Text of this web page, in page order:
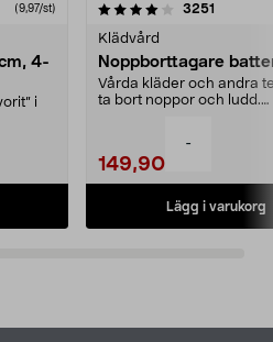
-
(9,97/st)
4-
i
3251
Klädvård
Noppborttagare
Vårda kläder och andra
ta bort noppor och ludd.
149,90
Lägg i varukorg
4.5av 5 stjärnor